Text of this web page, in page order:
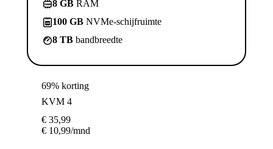
8 GB RAM
100 GB NVMe-schijfruimte
8 TB bandbreedte
69% korting
KVM 4
€ 35,99
€ 10,99/mnd